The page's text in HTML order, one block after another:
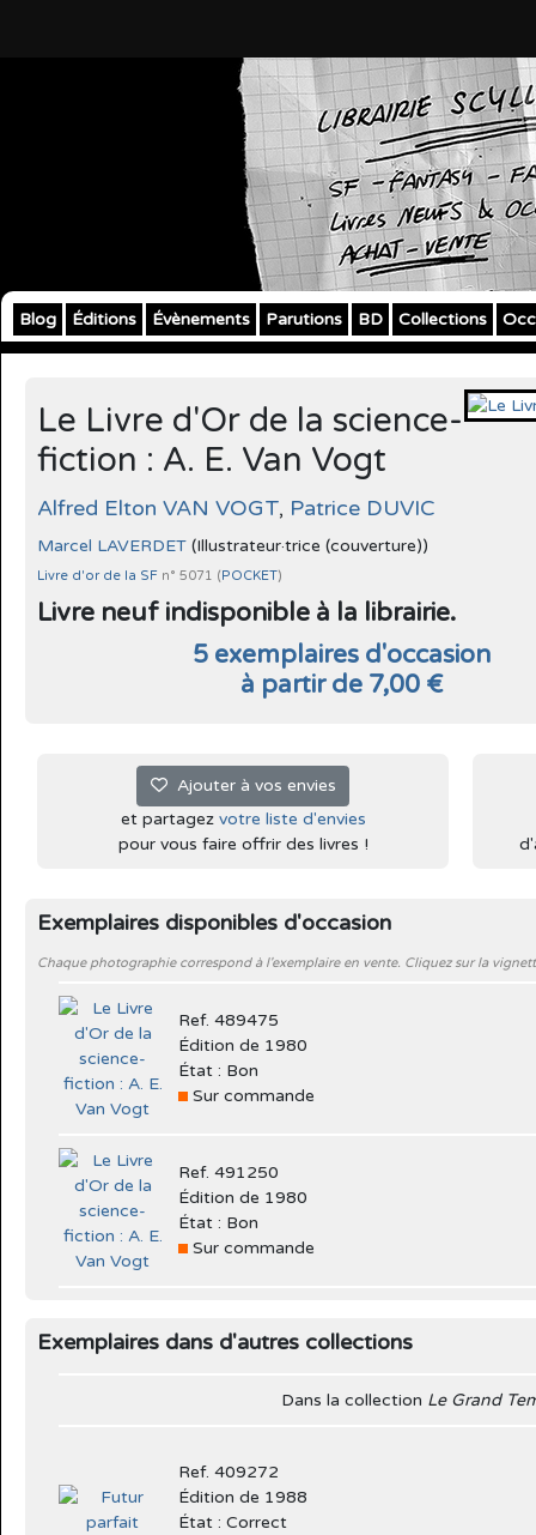
Blog Éditions Évènements Parutions BD Collections
Le Livre d'Or de la science-
fiction : A. E. Van Vogt
Alfred Elton VAN VOGT, Patrice DUVIC
Marcel LAVERDET (Illustrateur·trice (couverture))
Livre d'or de la SF n° 5071 (POCKET)
Livre neuf indisponible à la librairie.
5 exemplaires d'occasion
à partir de 7,00 €
Ajouter à vos envies
et partagez votre liste d'envies
pour vous faire offrir des livres !
Exemplaires disponibles d'occasion
Chaque photographie correspond à l'exemplaire en vente. Cliquez sur la
Ref. 489475
Édition de 1980
État : Bon
Sur commande
Ref. 491250
Édition de 1980
État : Bon
Sur commande
Exemplaires dans d'autres collections
Dans la collection Le Grand
Ref. 409272
Édition de 1988
État : Correct